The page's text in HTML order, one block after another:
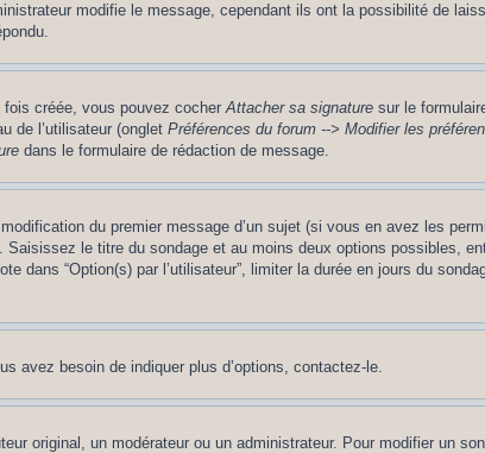
modifie le message, cependant ils ont la possibilité de
fois créée, vous pouvez cocherAttacher sa signature sur le
de l’utilisateur (onglet Préférences du forum --> Modifier les
dans le formulaire de rédaction de message.
du premier message d’un sujet (si vous en avez les
le titre du sondage et au moins deux options possibles,
dans “Option(s) par l’utilisateur”, limiter la durée en jours du
avez besoin de indiquer plus d’options, contactez-le.
original, un modérateur ou un administrateur. Pour modifier un